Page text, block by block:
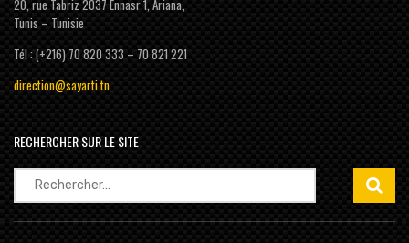
20, rue Tabriz 2037 Ennasr 1, Ariana,
Tunis – Tunisie
Tél : (+216) 70 820 333 – 70 821 221
direction@sayarti.tn
RECHERCHER SUR LE SITE
Rechercher :